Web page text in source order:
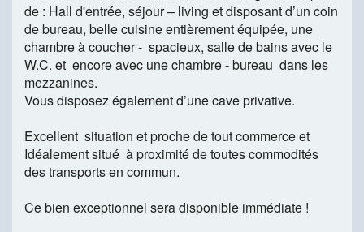
de : Hall d'entrée, séjour – living et disposant d’un coin
de bureau, belle cuisine entièrement équipée, une
chambre à coucher - spacieux, salle de bains avec le
W.C. et encore avec une chambre - bureau dans les
mezzanines.
Vous disposez également d’une cave privative.
Excellent situation et proche de tout commerce et
Idéalement situé à proximité de toutes commodités
des transports en commun.
Ce bien exceptionnel sera disponible immédiate !